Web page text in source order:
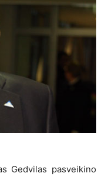
Gedvilas pasveikino